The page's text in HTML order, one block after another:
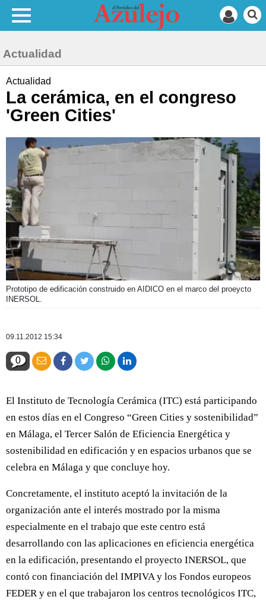
Actualidad
Actualidad
La cerámica, en el congreso
'Green Cities'
Prototipo de edificación construido en AIDICO en el marco del proeycto
INERSOL.
09.11.2012 15:34
0
El Instituto de Tecnología Cerámica (ITC) está participando
en estos días en el Congreso “Green Cities y sostenibilidad”
en Málaga, el Tercer Salón de Eficiencia Energética y
sostenibilidad en edificación y en espacios urbanos que se
celebra en Málaga y que concluye hoy.
Concretamente, el instituto aceptó la invitación de la
organización ante el interés mostrado por la misma
especialmente en el trabajo que este centro está
desarrollando con las aplicaciones en eficiencia energética
en la edificación, presentando el proyecto INERSOL, que
contó con financiación del IMPIVA y los Fondos europeos
FEDER y en el que trabajaron los centros tecnológicos ITC,